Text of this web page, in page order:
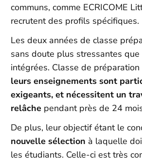
communs, comme ECRICOME
recrutent des profils spécifiques.
Les deux années de classe
sans doute plus stressantes
intégrées. Classe de préparation
leurs enseignements sont
exigeants, et nécessitent un
relâche pendant près de 24
De plus, leur objectif étant le
nouvelle sélection à laquelle
les étudiants. Celle-ci est très